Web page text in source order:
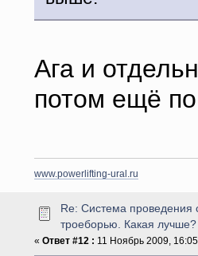
Ага и
потом ещё
www.powerlifting-ural.ru
Re: Система проведения
троеборью. Какая лучше?
« Ответ #12 : 11 Ноябрь 2009,